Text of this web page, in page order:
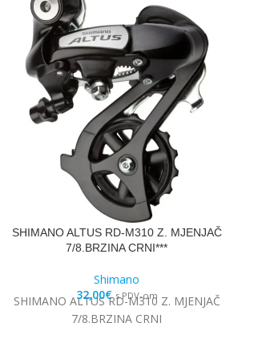
SHIMANO ALTUS RD-M310 Z. MJENJAČ
7/8.BRZINA CRNI***
Shimano
32,00€ s PDV-om
SHIMANO ALTUS RD-M310 Z. MJENJAČ
7/8.BRZINA CRNI